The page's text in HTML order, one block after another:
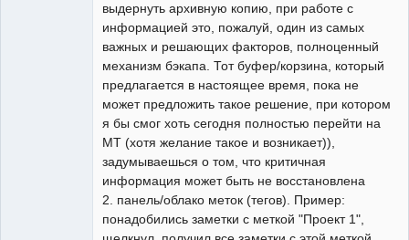
выдернуть архивную копию, при работе с
информацией это, пожалуй, один из самых
важных и решающих факторов, полноценный
механизм бэкапа. Тот буфер/корзина, который
предлагается в настоящее время, пока не
может предложить такое решение, при котором
я бы смог хоть сегодня полностью перейти на
MT (хотя желание такое и возникает)),
задумываешься о том, что критичная
информация может быть не восстановлена
2. панель/облако меток (тегов). Пример:
понадобились заметки с меткой "Проект 1",